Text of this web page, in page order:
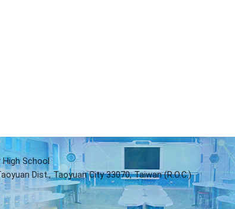
High School
Dist., Taoyuan City 33070, Taiwan (R.O.C.)